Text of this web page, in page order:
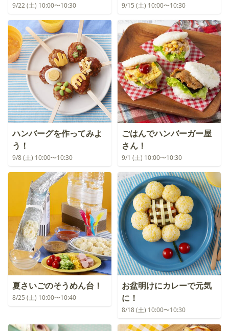
9/22 (土) 10:00〜10:30 9/15 (土) 10:00〜10:30
ハンバーグを作ってみよ
う！
9/8 (土) 10:00〜10:30
ごはんでハンバーガー屋
さん！
9/1 (土) 10:00〜10:30
夏さいごのそうめん台！
8/25 (土) 10:00〜10:40
お盆明けにカレーで元気
に！
8/18 (土) 10:00〜10:30